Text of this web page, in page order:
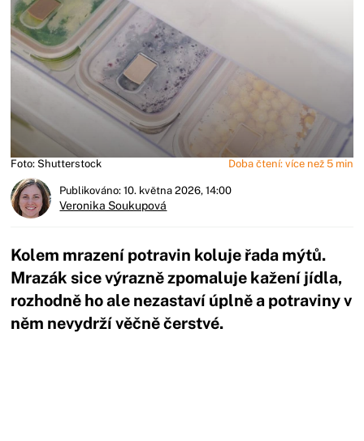
Foto: Shutterstock Doba čtení: více než 5 min
Publikováno: 10. května 2026, 14:00
Veronika Soukupová
Kolem mrazení potravin koluje řada mýtů.
Mrazák sice výrazně zpomaluje kažení jídla,
rozhodně ho ale nezastaví úplně a potraviny v
něm nevydrží věčně čerstvé.